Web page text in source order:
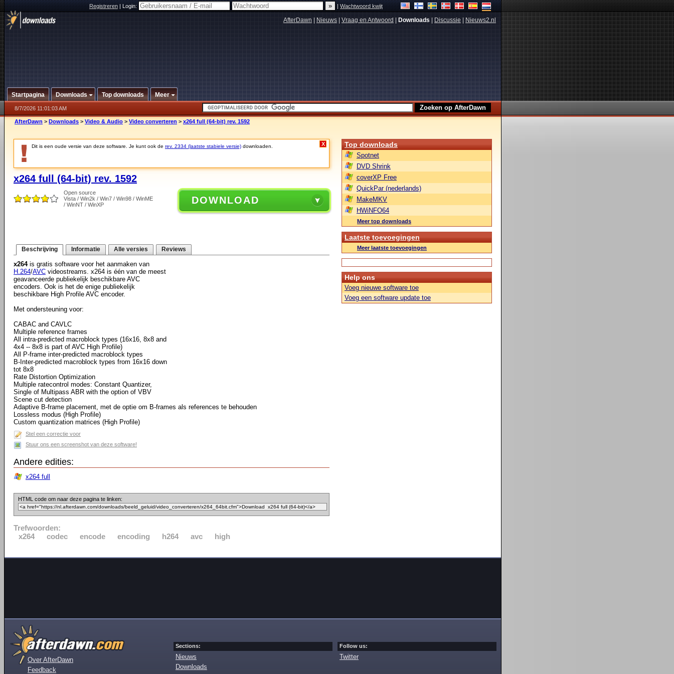
Registreren|Login: |Wachtwoord kwijt
AfterDawn Nieuws Vraag en Antwoord Downloads Discussie Nieuws2.nl
Startpagina Downloads Top downloads Meer
8/7/2026 11:01:03 AM
AfterDawn > Downloads > Video & Audio > Video converteren > x264 full (64-bit) rev. 1592
Dit is een oude versie van deze software. Je kunt ook de rev. 2334 (laatste stabiele versie) downloaden. X
x264 full (64-bit) rev. 1592
Open source
Vista / Win2k / Win7 / Win98 / WinME
/ WinNT / WinXP
DOWNLOAD
Beschrijving Informatie Alle versies Reviews
x264is gratis software voor het aanmaken van
H.264/AVC videostreams. x264 is één van de meest
geavanceerde publiekelijk beschikbare AVC
encoders. Ook is het de enige publiekelijk
beschikbare High Profile AVC encoder.
Met ondersteuning voor:
CABAC and CAVLC
Multiple reference frames
All intra-predicted macroblock types (16x16, 8x8 and
4x4 -- 8x8 is part of AVC High Profile)
All P-frame inter-predicted macroblock types
B-Inter-predicted macroblock types from 16x16 down
tot 8x8
Rate Distortion Optimization
Multiple ratecontrol modes: Constant Quantizer,
Single of Multipass ABR with the option of VBV
Scene cut detection
Adaptive B-frame placement, met de optie om B-frames als references te behouden
Lossless modus (High Profile)
Custom quantization matrices (High Profile)
Stel een correctie voor
Stuur ons een screenshot van deze software!
Andere edities:
x264 full
HTML code om naar deze pagina te linken:
Trefwoorden:
x264
codec encode encoding h264 avc high
Top downloads
Spotnet
DVD Shrink
coverXP Free
QuickPar (nederlands)
MakeMKV
HWiNFO64
Meer top downloads
Laatste toevoegingen
Meer laatste toevoegingen
Help ons
Voeg nieuwe software toe
Voeg een software update toe
Over AfterDawn
Feedback
Sections:
Nieuws
Downloads
Follow us:
Twitter